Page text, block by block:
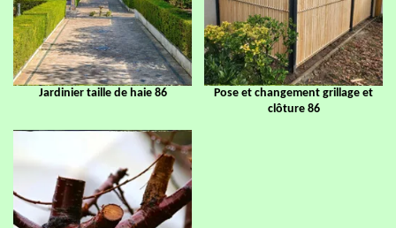
Jardinier taille de haie 86
Pose et changement grillage et
clôture 86